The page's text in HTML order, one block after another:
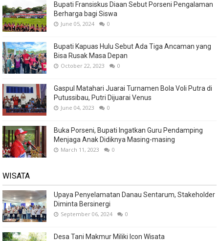
Bupati Fransiskus Diaan Sebut Porseni Pengalaman
Berharga bagi Siswa
June 05, 2024 0
Bupati Kapuas Hulu Sebut Ada Tiga Ancaman yang
Bisa Rusak Masa Depan
October 22, 2023 0
Gaspul Matahari Juarai Turnamen Bola Voli Putra di
Putussibau, Putri Dijuarai Venus
June 04, 2023 0
Buka Porseni, Bupati Ingatkan Guru Pendamping
Menjaga Anak Didiknya Masing-masing
March 11, 2023 0
WISATA
Upaya Penyelamatan Danau Sentarum, Stakeholder
Diminta Bersinergi
September 06, 2024 0
Desa Tani Makmur Miliki Icon Wisata